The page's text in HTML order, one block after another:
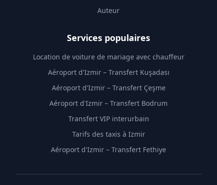
Auteur
Services populaires
Location de voiture de mariage avec chauffeur
Aéroport d'Izmir – Transfert Kuşadası
Aéroport d'Izmir – Transfert Çeşme
Aéroport d'Izmir – Transfert Bodrum
Transfert VIP interurbain
Tarifs des taxis à Izmir
Aéroport d'Izmir – Transfert Fethiye